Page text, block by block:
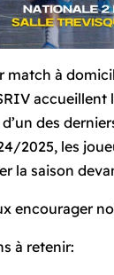
match à
accueillent
des
2025, les
la saison
encourager
à retenir: